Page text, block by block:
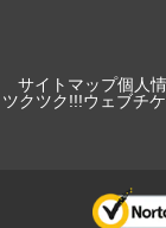
サイトマップ個人
ツクツク!!!ウェブチ